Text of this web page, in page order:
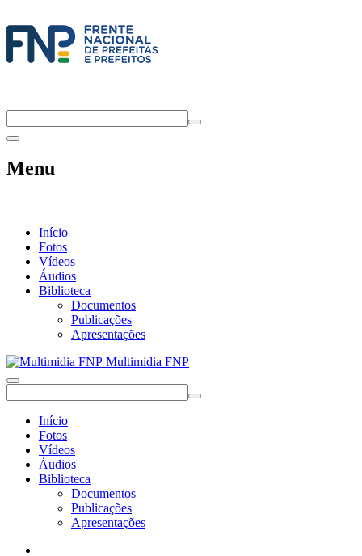
Menu
Início
Fotos
Vídeos
Áudios
Biblioteca
Documentos
Publicações
Apresentações
Multimidia FNP
Início
Fotos
Vídeos
Áudios
Biblioteca
Documentos
Publicações
Apresentações